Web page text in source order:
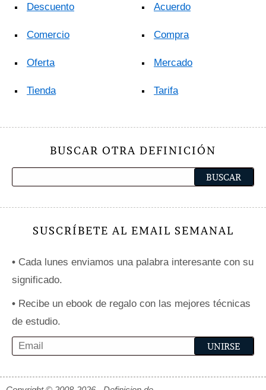
Descuento
Comercio
Oferta
Tienda
Acuerdo
Compra
Mercado
Tarifa
BUSCAR OTRA DEFINICIÓN
SUSCRÍBETE AL EMAIL SEMANAL
• Cada lunes enviamos una palabra interesante con su
significado.
• Recibe un ebook de regalo con las mejores técnicas
de estudio.